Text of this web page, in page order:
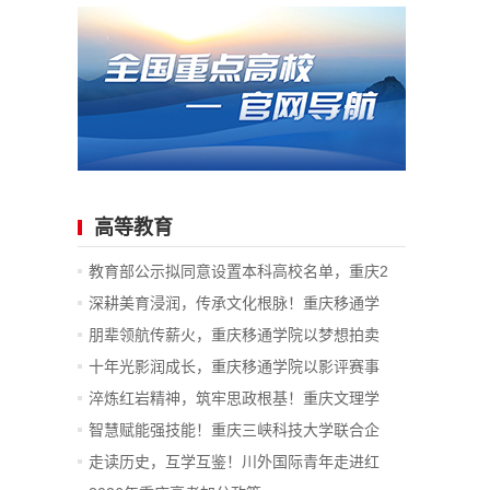
高等教育
教育部公示拟同意设置本科高校名单，重庆2
所...
深耕美育浸润，传承文化根脉！重庆移通学
院...
朋辈领航传薪火，重庆移通学院以梦想拍卖
会...
十年光影润成长，重庆移通学院以影评赛事
践...
淬炼红岩精神，筑牢思政根基！重庆文理学
院...
智慧赋能强技能！重庆三峡科技大学联合企
业...
走读历史，互学互鉴！川外国际青年走进红